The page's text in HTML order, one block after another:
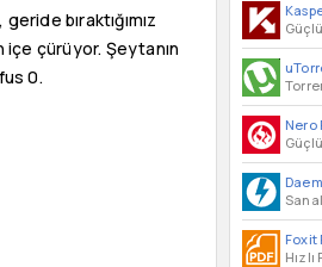
Nero
Foxit
bıraktığımız
içe çürüyor. Şeytanın
0.